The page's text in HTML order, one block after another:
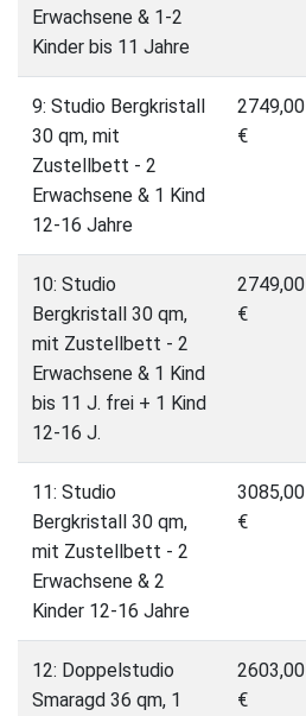
Erwachsene & 1-2
Kinder bis 11 Jahre
9: Studio Bergkristall
30 qm, mit
Zustellbett - 2
Erwachsene & 1 Kind
12-16 Jahre
2749,00
€
10: Studio
Bergkristall 30 qm,
mit Zustellbett - 2
Erwachsene & 1 Kind
bis 11 J. frei + 1 Kind
12-16 J.
2749,00
€
11: Studio
Bergkristall 30 qm,
mit Zustellbett - 2
Erwachsene & 2
Kinder 12-16 Jahre
3085,00
€
12: Doppelstudio
Smaragd 36 qm, 1
2603,00
€